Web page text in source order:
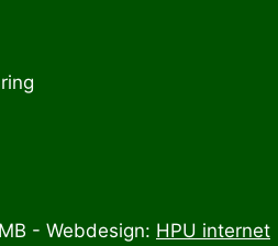
- Webdesign: HPU internet